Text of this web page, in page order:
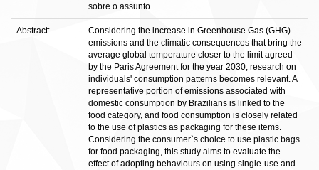
sobre o assunto.
Abstract:
Considering the increase in Greenhouse Gas (GHG)
emissions and the climatic consequences that bring the
average global temperature closer to the limit agreed
by the Paris Agreement for the year 2030, research on
individuals' consumption patterns becomes relevant. A
representative portion of emissions associated with
domestic consumption by Brazilians is linked to the
food category, and food consumption is closely related
to the use of plastics as packaging for these items.
Considering the consumer`s choice to use plastic bags
for food packaging, this study aims to evaluate the
effect of adopting behaviours on using single-use and